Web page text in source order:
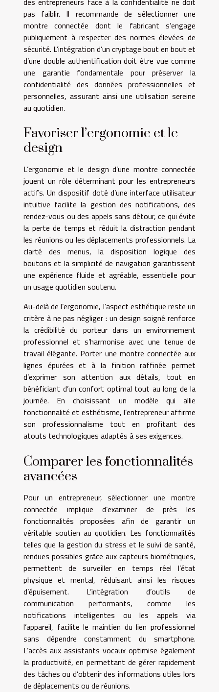
pas faiblir. Il recommande de sélectionner une
montre connectée dont le fabricant s’engage
publiquement à respecter des normes élevées de
sécurité. L’intégration d’un cryptage bout en bout et
d’une double authentification doit être vue comme
une garantie fondamentale pour préserver la
confidentialité des données professionnelles et
personnelles, assurant ainsi une utilisation sereine
au quotidien.
Favoriser l’ergonomie et le
design
L’ergonomie et le design d’une montre connectée
jouent un rôle déterminant pour les entrepreneurs
actifs. Un dispositif doté d’une interface utilisateur
intuitive facilite la gestion des notifications, des
rendez-vous ou des appels sans détour, ce qui évite
la perte de temps et réduit la distraction pendant
les réunions ou les déplacements professionnels. La
clarté des menus, la disposition logique des
boutons et la simplicité de navigation garantissent
une expérience fluide et agréable, essentielle pour
un usage quotidien soutenu.
Au-delà de l’ergonomie, l’aspect esthétique reste un
critère à ne pas négliger : un design soigné renforce
la crédibilité du porteur dans un environnement
professionnel et s’harmonise avec une tenue de
travail élégante. Porter une montre connectée aux
lignes épurées et à la finition raffinée permet
d’exprimer son attention aux détails, tout en
bénéficiant d’un confort optimal tout au long de la
journée. En choisissant un modèle qui allie
fonctionnalité et esthétisme, l’entrepreneur affirme
son professionnalisme tout en profitant des
atouts technologiques adaptés à ses exigences.
Comparer les fonctionnalités
avancées
Pour un entrepreneur, sélectionner une montre
connectée implique d’examiner de près les
fonctionnalités proposées afin de garantir un
véritable soutien au quotidien. Les fonctionnalités
telles que la gestion du stress et le suivi de santé,
rendues possibles grâce aux capteurs biométriques,
permettent de surveiller en temps réel l’état
physique et mental, réduisant ainsi les risques
d’épuisement. L’intégration d’outils de
communication performants, comme les
notifications intelligentes ou les appels via
l’appareil, facilite le maintien du lien professionnel
sans dépendre constamment du smartphone.
L’accès aux assistants vocaux optimise également
la productivité, en permettant de gérer rapidement
des tâches ou d’obtenir des informations utiles lors
de déplacements ou de réunions.